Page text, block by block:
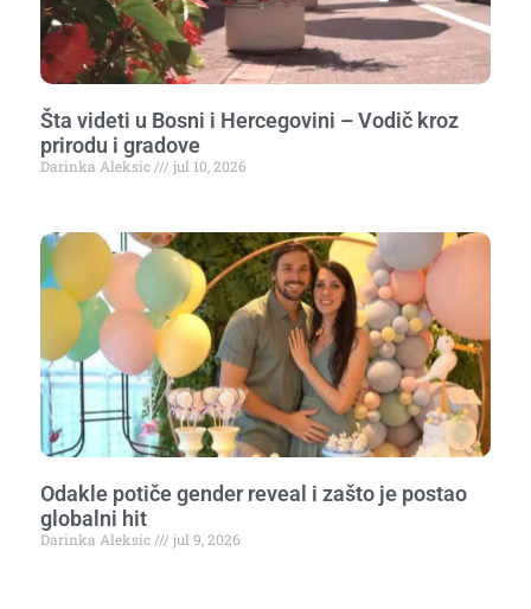
Šta videti u Bosni i Hercegovini – Vodič kroz
prirodu i gradove
Darinka Aleksic jul 10, 2026
Odakle potiče gender reveal i zašto je postao
globalni hit
Darinka Aleksic jul 9, 2026